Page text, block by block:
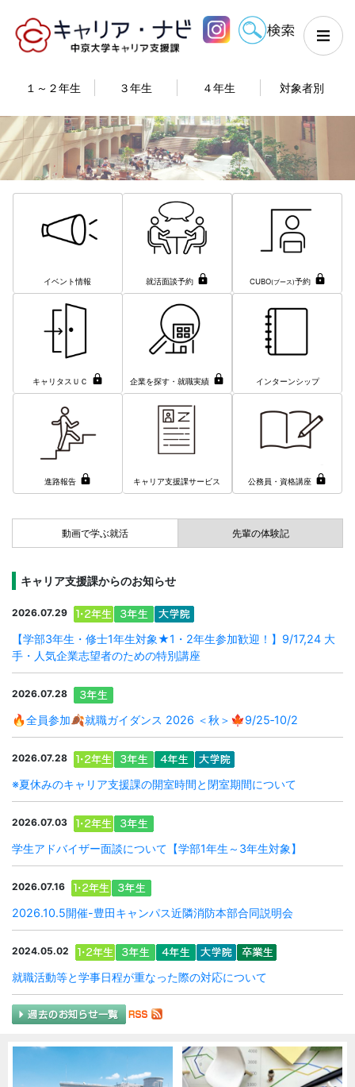
１～２年生 ３年生 ４年生 対象者別
イベント情報 就活面談予約 CUBO(ブース)予約
キャリタスＵＣ 企業を探す・就職実績 インターンシップ
進路報告 キャリア支援課サービス 公務員・資格講座
動画で学ぶ就活 先輩の体験記
キャリア支援課からのお知らせ
2026.07.29
【学部3年生・修士1年生対象★1・2年生参加歓迎！】9/17,24 大
手・人気企業志望者のための特別講座
2026.07.28
🔥全員参加🍂就職ガイダンス 2026 ＜秋＞🍁9/25‐10/2
2026.07.28
※夏休みのキャリア支援課の開室時間と閉室期間について
2026.07.03
学生アドバイザー面談について【学部1年生～3年生対象】
2026.07.16
2026.10.5開催-豊田キャンパス近隣消防本部合同説明会
2024.05.02
就職活動等と学事日程が重なった際の対応について